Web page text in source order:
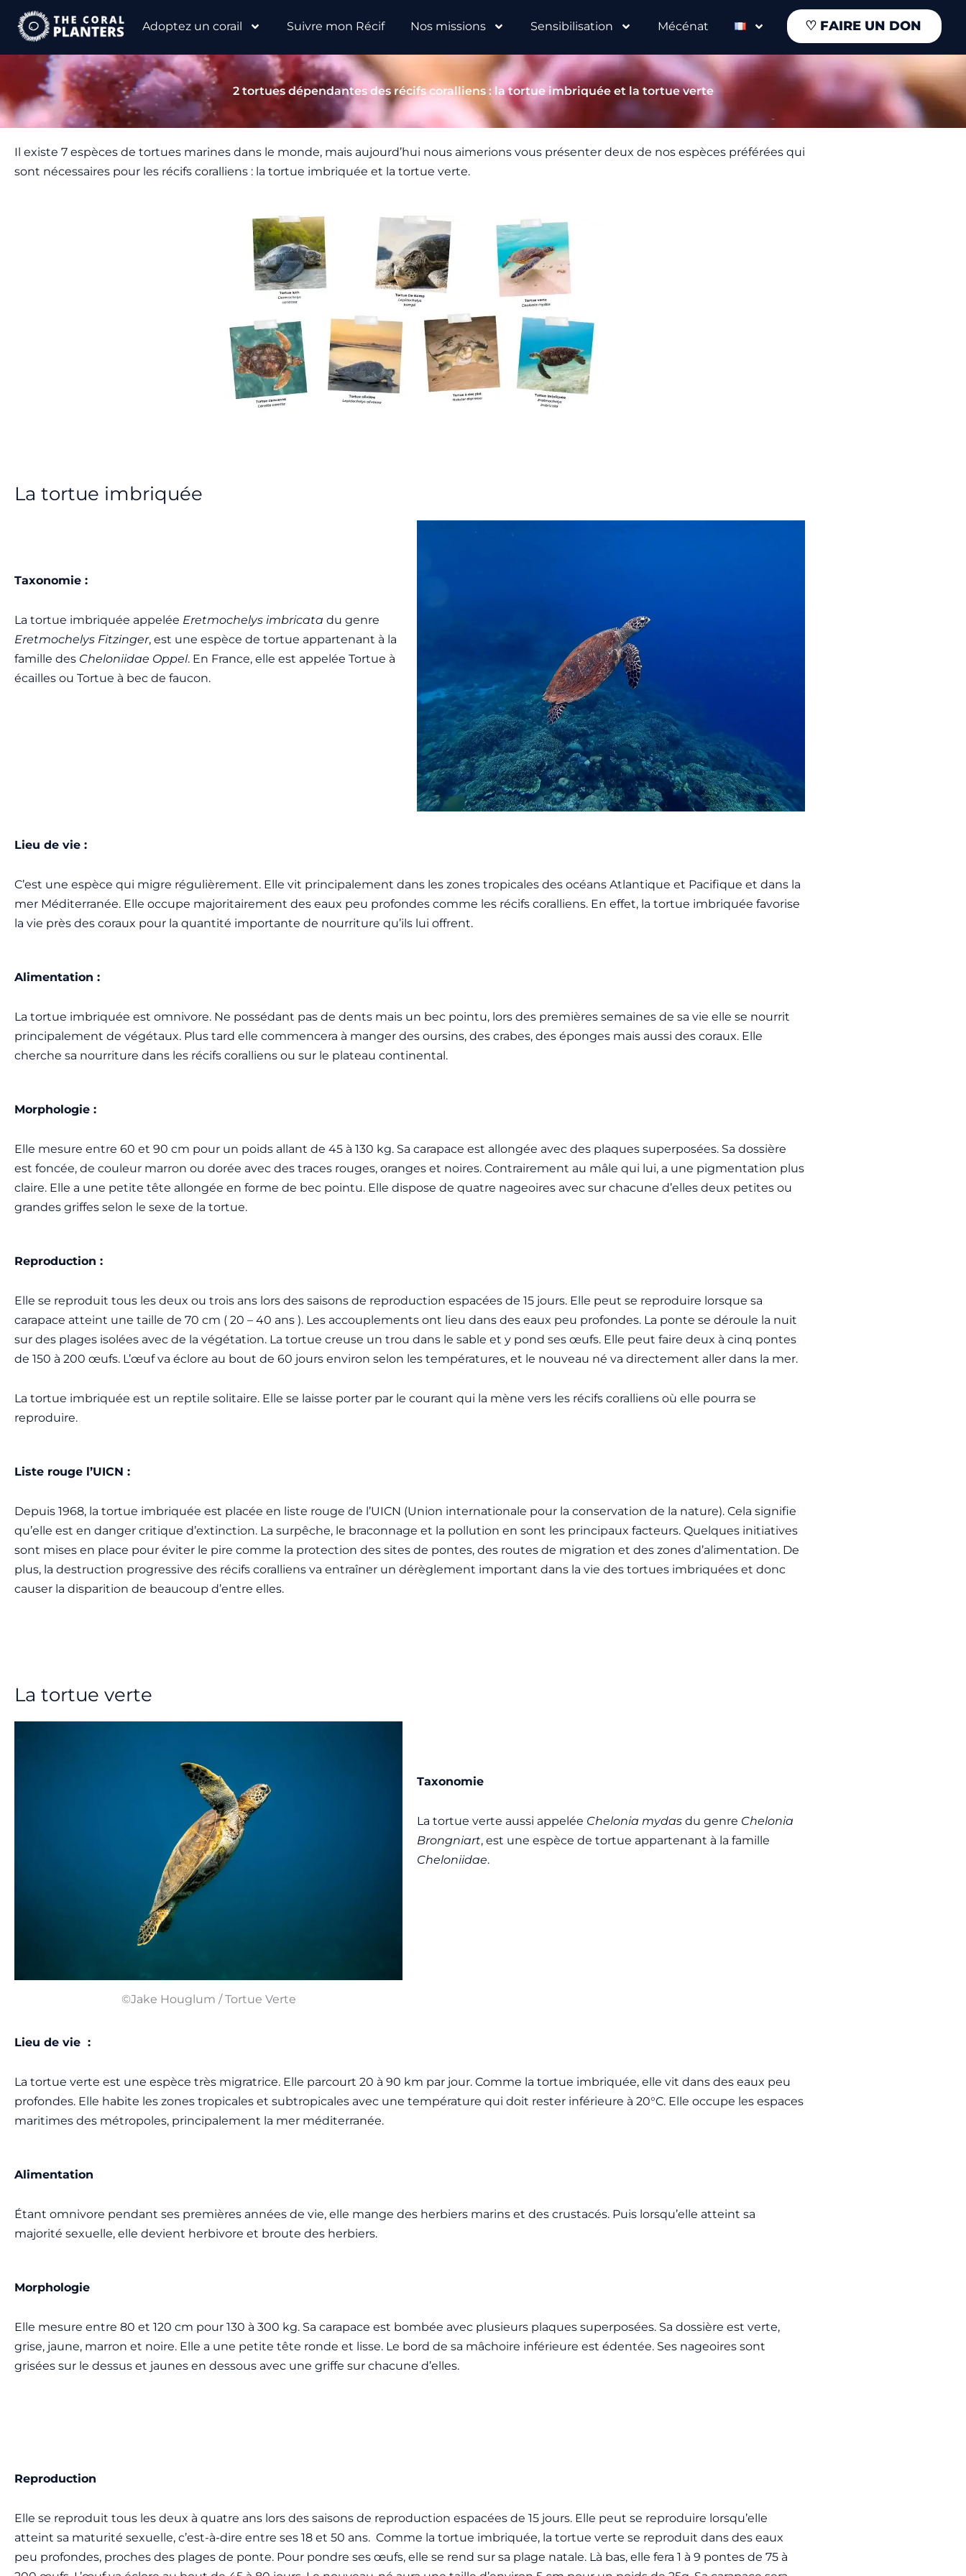
Adoptez un corail Suivre mon Récif Nos missions Sensibilisation Mécénat ♡ FAIRE UN DON
2 tortues dépendantes des récifs coralliens : la tortue imbriquée et la tortue verte
Il existe 7 espèces de tortues marines dans le monde, mais aujourd’hui nous aimerions vous présenter deux de nos espèces préférées qui
sont nécessaires pour les récifs coralliens : la tortue imbriquée et la tortue verte.
La tortue imbriquée
Taxonomie :
La tortue imbriquée appelée Eretmochelys imbricata du genre
Eretmochelys Fitzinger, est une espèce de tortue appartenant à la
famille des Cheloniidae Oppel. En France, elle est appelée Tortue à
écailles ou Tortue à bec de faucon.
Lieu de vie :
C’est une espèce qui migre régulièrement. Elle vit principalement dans les zones tropicales des océans Atlantique et Pacifique et dans la
mer Méditerranée. Elle occupe majoritairement des eaux peu profondes comme les récifs coralliens. En effet, la tortue imbriquée favorise
la vie près des coraux pour la quantité importante de nourriture qu’ils lui offrent.
Alimentation :
La tortue imbriquée est omnivore. Ne possédant pas de dents mais un bec pointu, lors des premières semaines de sa vie elle se nourrit
principalement de végétaux. Plus tard elle commencera à manger des oursins, des crabes, des éponges mais aussi des coraux. Elle
cherche sa nourriture dans les récifs coralliens ou sur le plateau continental.
Morphologie :
Elle mesure entre 60 et 90 cm pour un poids allant de 45 à 130 kg. Sa carapace est allongée avec des plaques superposées. Sa dossière
est foncée, de couleur marron ou dorée avec des traces rouges, oranges et noires. Contrairement au mâle qui lui, a une pigmentation plus
claire. Elle a une petite tête allongée en forme de bec pointu. Elle dispose de quatre nageoires avec sur chacune d’elles deux petites ou
grandes griffes selon le sexe de la tortue.
Reproduction :
Elle se reproduit tous les deux ou trois ans lors des saisons de reproduction espacées de 15 jours. Elle peut se reproduire lorsque sa
carapace atteint une taille de 70 cm ( 20 – 40 ans ). Les accouplements ont lieu dans des eaux peu profondes. La ponte se déroule la nuit
sur des plages isolées avec de la végétation. La tortue creuse un trou dans le sable et y pond ses œufs. Elle peut faire deux à cinq pontes
de 150 à 200 œufs. L’œuf va éclore au bout de 60 jours environ selon les températures, et le nouveau né va directement aller dans la mer.
La tortue imbriquée est un reptile solitaire. Elle se laisse porter par le courant qui la mène vers les récifs coralliens où elle pourra se
reproduire.
Liste rouge l’UICN :
Depuis 1968, la tortue imbriquée est placée en liste rouge de l’UICN (Union internationale pour la conservation de la nature). Cela signifie
qu’elle est en danger critique d’extinction. La surpêche, le braconnage et la pollution en sont les principaux facteurs. Quelques initiatives
sont mises en place pour éviter le pire comme la protection des sites de pontes, des routes de migration et des zones d’alimentation. De
plus, la destruction progressive des récifs coralliens va entraîner un dérèglement important dans la vie des tortues imbriquées et donc
causer la disparition de beaucoup d’entre elles.
La tortue verte
©Jake Houglum / Tortue Verte
Taxonomie
La tortue verte aussi appelée Chelonia mydas du genre Chelonia
Brongniart, est une espèce de tortue appartenant à la famille
Cheloniidae.
Lieu de vie :
La tortue verte est une espèce très migratrice. Elle parcourt 20 à 90 km par jour. Comme la tortue imbriquée, elle vit dans des eaux peu
profondes. Elle habite les zones tropicales et subtropicales avec une température qui doit rester inférieure à 20°C. Elle occupe les espaces
maritimes des métropoles, principalement la mer méditerranée.
Alimentation
Étant omnivore pendant ses premières années de vie, elle mange des herbiers marins et des crustacés. Puis lorsqu’elle atteint sa
majorité sexuelle, elle devient herbivore et broute des herbiers.
Morphologie
Elle mesure entre 80 et 120 cm pour 130 à 300 kg. Sa carapace est bombée avec plusieurs plaques superposées. Sa dossière est verte,
grise, jaune, marron et noire. Elle a une petite tête ronde et lisse. Le bord de sa mâchoire inférieure est édentée. Ses nageoires sont
grisées sur le dessus et jaunes en dessous avec une griffe sur chacune d’elles.
Reproduction
Elle se reproduit tous les deux à quatre ans lors des saisons de reproduction espacées de 15 jours. Elle peut se reproduire lorsqu’elle
atteint sa maturité sexuelle, c’est-à-dire entre ses 18 et 50 ans. Comme la tortue imbriquée, la tortue verte se reproduit dans des eaux
peu profondes, proches des plages de ponte. Pour pondre ses œufs, elle se rend sur sa plage natale. Là bas, elle fera 1 à 9 pontes de 75 à